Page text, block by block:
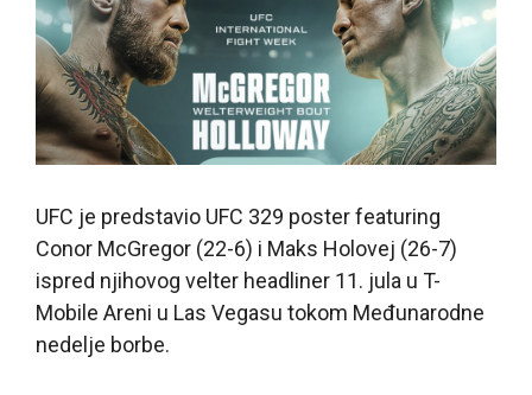
UFC je predstavio UFC 329 poster featuring
Conor McGregor (22-6) i Maks Holovej (26-7)
ispred njihovog velter headliner 11. jula u T-
Mobile Areni u Las Vegasu tokom Međunarodne
nedelje borbe.